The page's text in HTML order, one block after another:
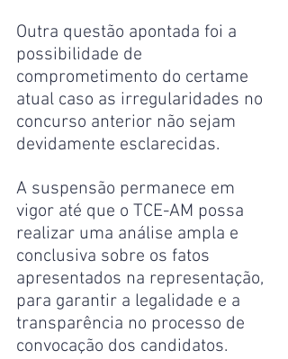
Outra questão apontada foi a
possibilidade de
comprometimento do certame
atual caso as irregularidades no
concurso anterior não sejam
devidamente esclarecidas.
A suspensão permanece em
vigor até que o TCE-AM possa
realizar uma análise ampla e
conclusiva sobre os fatos
apresentados na representação,
para garantir a legalidade e a
transparência no processo de
convocação dos candidatos.